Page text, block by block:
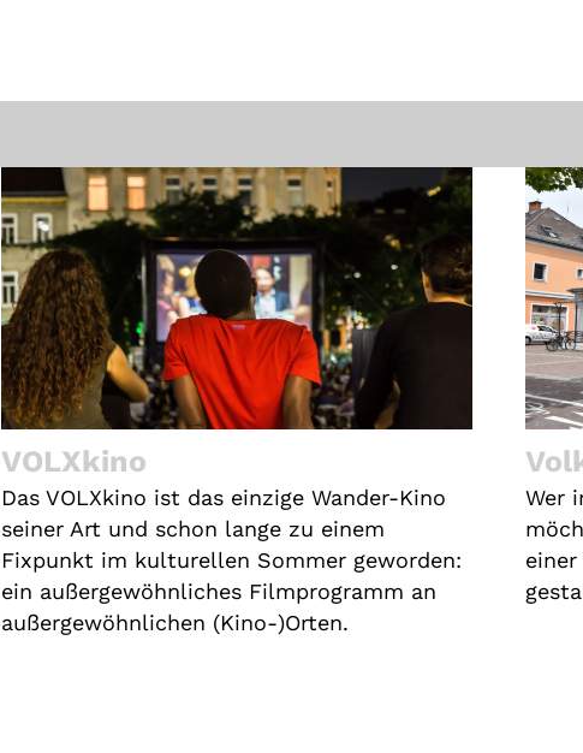
VOLXkino
Das VOLXkino ist das einzige Wander-Kino
seiner Art und schon lange zu einem
Fixpunkt im kulturellen Sommer geworden:
ein außergewöhnliches Filmprogramm an
außergewöhnlichen (Kino-)Orten.
Wer